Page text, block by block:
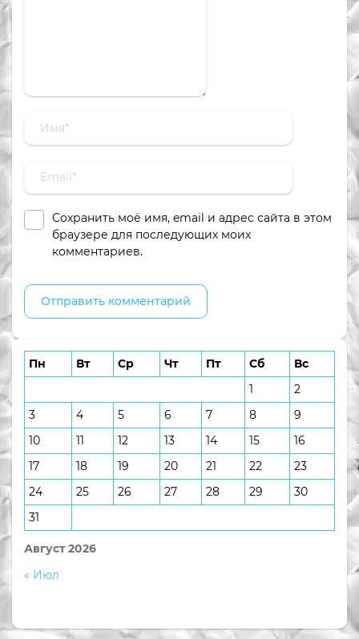
Сохранить моё имя, email и адрес сайта в этом
браузере для последующих моих
комментариев.
Август 2026
Пн Вт Ср Чт Пт Сб
Вс
1
2
3
4 5 6 7 8
9
10
11 12 13 14 15
16
17
18 19 20 21 22
23
24
25 26 27 28 29
30
31
« Июл